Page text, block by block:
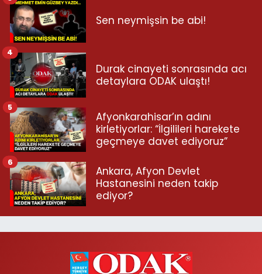
Sen neymişsin be abi!
Durak cinayeti sonrasında acı
detaylara ODAK ulaştı!
4
Afyonkarahisar’ın adını
kirletiyorlar: “İlgilileri harekete
geçmeye davet ediyoruz”
5
Ankara, Afyon Devlet
Hastanesini neden takip
ediyor?
6